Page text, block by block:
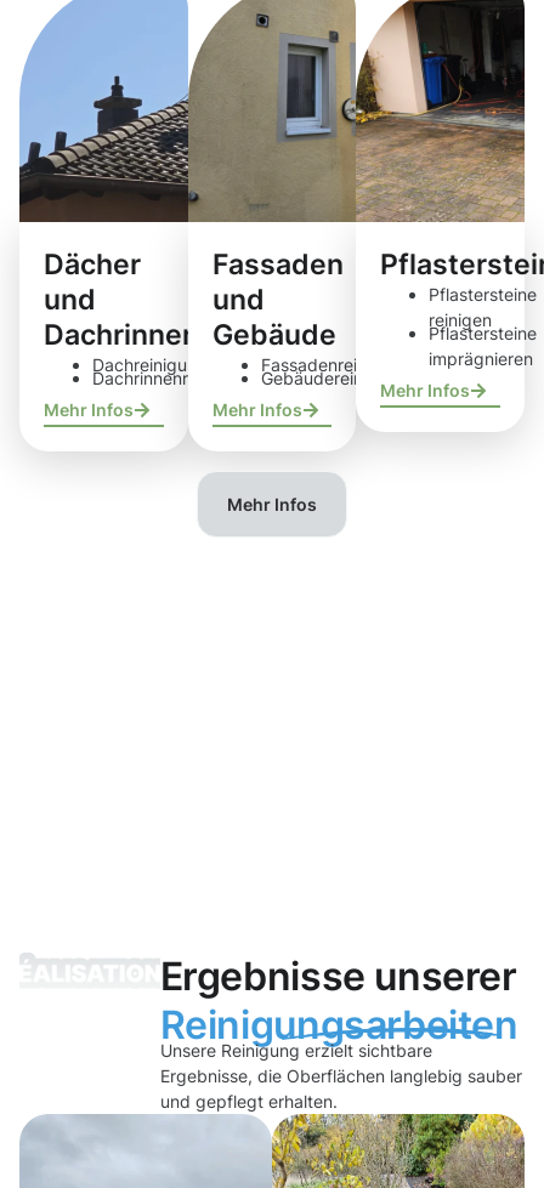
Dächer
und
Dachrinnen
Dachreinigung
Dachrinnenreinigung
Mehr Infos
Fassaden
und
Gebäude
Fassadenreinigung
Gebäudereinigung
Mehr Infos
Pflastersteine
reinigen
Pflastersteine
imprägnieren
Mehr Infos
Mehr Infos
Ergebnisse unserer
Reinigungsarbeiten
Unsere Reinigung erzielt sichtbare
Ergebnisse, die Oberflächen langlebig sauber
und gepflegt erhalten.